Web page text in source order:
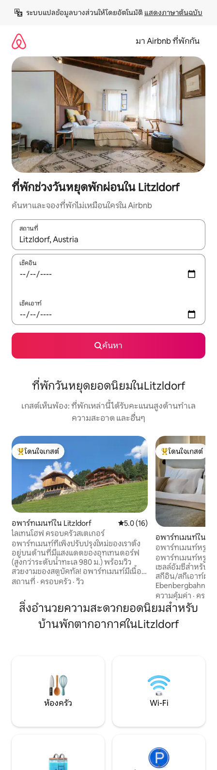
เนื้อหา
ระบบแปลข้อมูลบางส่วนให้โดยอัตโนมัติ แสดงภาษาต้นฉบับ
มา Airbnb ที่พักกัน
ที่พักช่วงวันหยุดพักผ่อนใน Litzldorf
ค้นหาและจองที่พักไม่เหมือนใครใน Airbnb
สถานที่
ใช้ลูกศรขึ้นลง หรือใช้การสัมผัสหรือปัด เพื่อสำรวจผลการค้นหา
เช็คอิน
เช็คเอาท์
ค้นหา
ที่พักวันหยุดยอดนิยมในLitzldorf
เกสต์เห็นพ้อง: ที่พักเหล่านี้ได้รับคะแนนสูงด้านทำเล
ความสะอาด และอื่นๆ
โดนใจเกสต์ที่สุด
โดนใจเกสต์
อพาร์ทเมนท์ใน Litzldorf คะแนนเฉลี่ย 5.0 จาก 5, 16 รีวิว
5.0 (16)
ไลเทนโฮฟ ครอบครัวสเตเกอร์
อพาร์ทเมนท์ที่เพิ่งปรับปรุงใหม่ของเราตั้ง
อยู่บนด้านที่มีแสงแดดของอุทเทนดอร์ฟ
(สูงกว่าระดับน้ำทะเล 980 ม.) พร้อมวิว
สวยงามของสตูบัคทัล! อพาร์ทเมนท์มีเนื้อที่
ประมาณ 90 ตารางเมตรและเข้าถึงได้ คุณ
หรือในซาวน่า อพาร์ทเมนท์มีห้องนั่งเล่น -
ห้องครัวสำหรับรับประทานอาหารที่กว้าง
ขวางพร้อมทีวีห้องน้ำ 2 ห้องพร้อมไดร์เป่า
ผม (1 ห้องพร้อมโถสุขภัณฑ์) ห้องน้ำเพิ่ม
สถานที่ · ครอบครัว · วิว
โดนใจเกสต์ที่สุด
โดนใจเกสต์
อพาร์ทเมนท์ใน
อพาร์ทเมนท์หรู -
ซัมเมอร์การ์ด-ท็อ
อพาร์ทเมนท์หรูสไ
เซลล์อัมซีสำหรับ
สกีอิน/สกีเอาท์ผ่าน
Ebenbergbahn
พรีเมียมอยู่ในระย
เซลล์อัมซีได้อนุญา
ได้! ห้องนอนหรูหรา 2 ห้องแต่ละห้องมี
ห้องน้ำหรูหรา ครั
ความคุ้มค่า · ครอบ
สิ่งอำนวยความสะดวกยอดนิยมสำหรับ
บ้านพักตากอากาศในLitzldorf
ห้องครัว Wi-Fi